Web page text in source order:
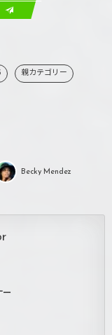
親カテゴリー
Becky Mendez
ー